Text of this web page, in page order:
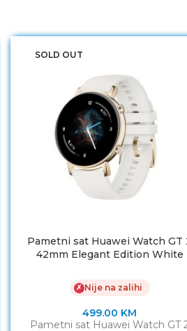
SOLD OUT
Pametni sat Huawei Watch GT
42mm Elegant Edition White
✗ Nije na zalihi
499.00 KM
Pametni sat Huawei Watch GT